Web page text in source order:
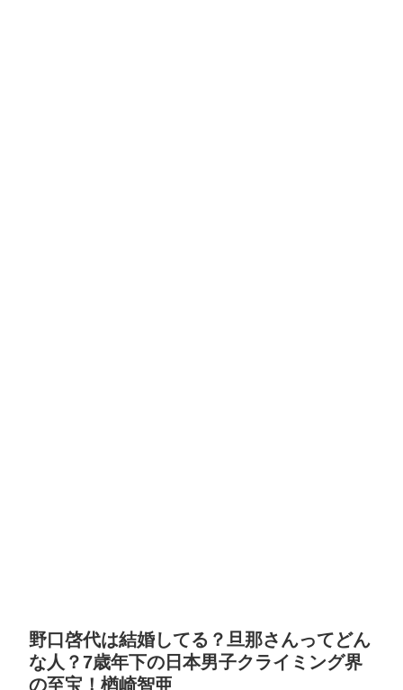
野口啓代は結婚してる？旦那さんってどん
な人？7歳年下の日本男子クライミング界
の至宝！楢崎智亜